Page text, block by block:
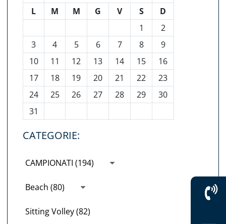
L M M G V S
D
1
2
3
4 5 6 7 8
9
10
11 12 13 14 15
16
17
18 19 20 21 22
23
24
25 26 27 28 29
30
31
CATEGORIE:
CAMPIONATI (194)
Beach (80)
Sitting Volley (82)